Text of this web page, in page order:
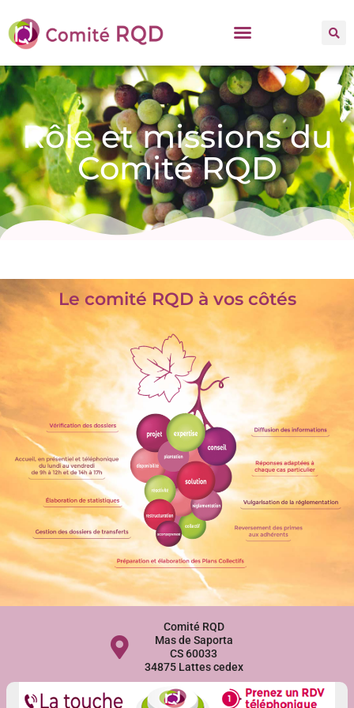
Rôle et missions du
Comité RQD
Le comité RQD à vos côtés
Comité RQD
Mas de Saporta
CS 60033
34875 Lattes cedex